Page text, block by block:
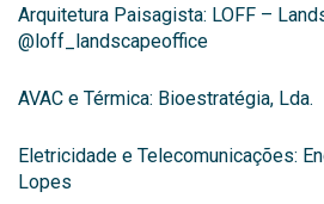
Arquitetura Paisagista: LOFF –
@loff_landscapeoffice
AVAC e Térmica: Bioestratégia, Lda.
Eletricidade e Telecomunicações:
Lopes